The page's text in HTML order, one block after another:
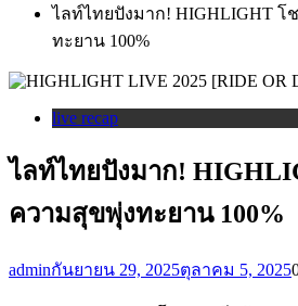
ไลท์ไทยปังมาก! HIGHLIGHT โ
ทะยาน 100%
live recap
ไลท์ไทยปังมาก!
ความสุขพุ่งทะยาน 100%
adminกันยายน 29, 2025ตุลาคม 5, 2025